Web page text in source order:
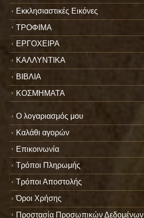
Εκκλησιαστικές Εικόνες
ΤΡΟΦΙΜΑ
ΕΡΓΟΧΕΙΡΑ
ΚΑΛΛΥΝΤΙΚΑ
ΒΙΒΛΙΑ
ΚΟΣΜΗΜΑΤΑ
Ο λογαριασμός μου
Καλάθι αγορών
Επικοινωνία
Τρόποι Πληρωμής
Τρόποι Αποστολής
Όροι Χρήσης
Προστασία Προσωπικών Δεδομένων